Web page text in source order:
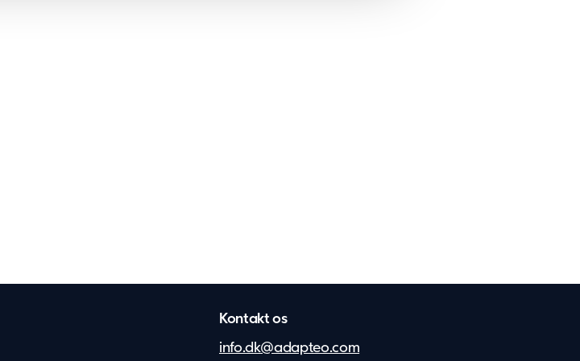
Kontakt os
info.dk@adapteo.com